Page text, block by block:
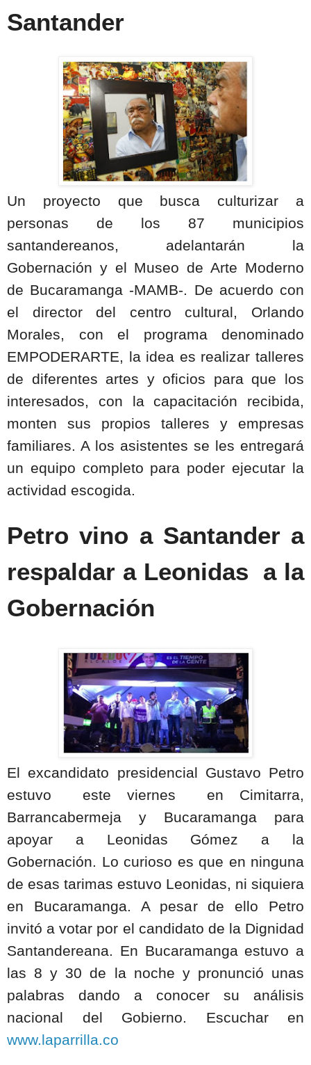
Santander
Un proyecto que busca culturizar a
personas de los 87 municipios
santandereanos, adelantarán la
Gobernación y el Museo de Arte Moderno
de Bucaramanga -MAMB-. De acuerdo con
el director del centro cultural, Orlando
Morales, con el programa denominado
EMPODERARTE, la idea es realizar talleres
de diferentes artes y oficios para que los
interesados, con la capacitación recibida,
monten sus propios talleres y empresas
familiares. A los asistentes se les entregará
un equipo completo para poder ejecutar la
actividad escogida.
Petro vino a Santander a
respaldar a Leonidas
a la
Gobernación
El excandidato presidencial Gustavo Petro
estuvo
este viernes
en Cimitarra,
Barrancabermeja y Bucaramanga para
apoyar a Leonidas Gómez a la
Gobernación. Lo curioso es que en ninguna
de esas tarimas estuvo Leonidas, ni siquiera
en Bucaramanga. A pesar de ello Petro
invitó a votar por el candidato de la Dignidad
Santandereana. En Bucaramanga estuvo a
las 8 y 30 de la noche y pronunció unas
palabras dando a conocer su análisis
nacional del Gobierno. Escuchar en
www.laparrilla.co